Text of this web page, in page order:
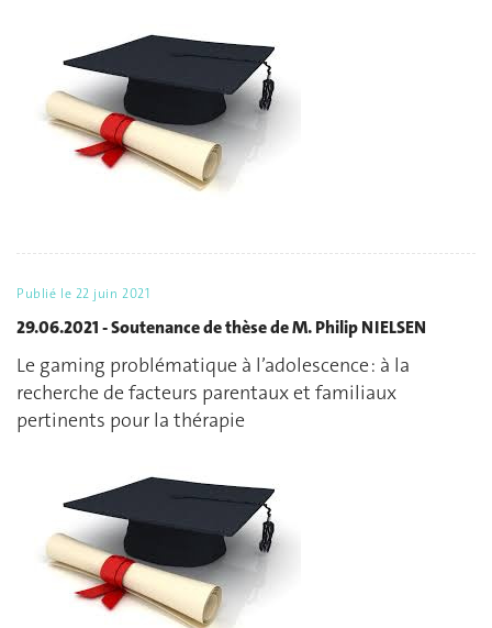
Publié le 22 juin 2021
29.06.2021 - Soutenance de thèse de M. Philip NIELSEN
Le gaming problématique à l’adolescence : à la
recherche de facteurs parentaux et familiaux
pertinents pour la thérapie